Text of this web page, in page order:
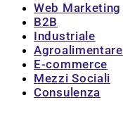
Web Marketing
B2B
Industriale
Agroalimentare
E-commerce
Mezzi Sociali
Consulenza